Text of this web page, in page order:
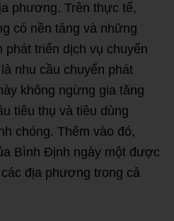
phương. Trên thực tế,
có nền tảng và những
phát triển dịch vụ chuyển
nhu cầu chuyển phát
không ngừng gia tăng
tiêu thụ và tiêu dùng
chóng. Thêm vào đó,
Bình Định ngày một được
địa phương trong cả